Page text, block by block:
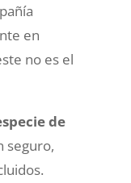
en
no es el
de
seguro,